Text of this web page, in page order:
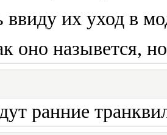
их уход в
оно назывется,
ранние